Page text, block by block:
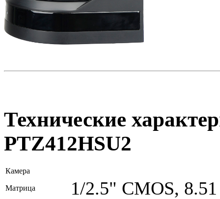
Технические
PTZ412HSU2
Камера
Матрица 1/2.5" CMOS,